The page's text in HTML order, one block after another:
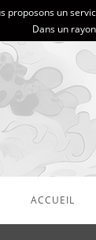
proposons un
Dans un
ACCUEIL